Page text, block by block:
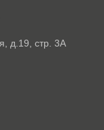
д.19, стр. 3А